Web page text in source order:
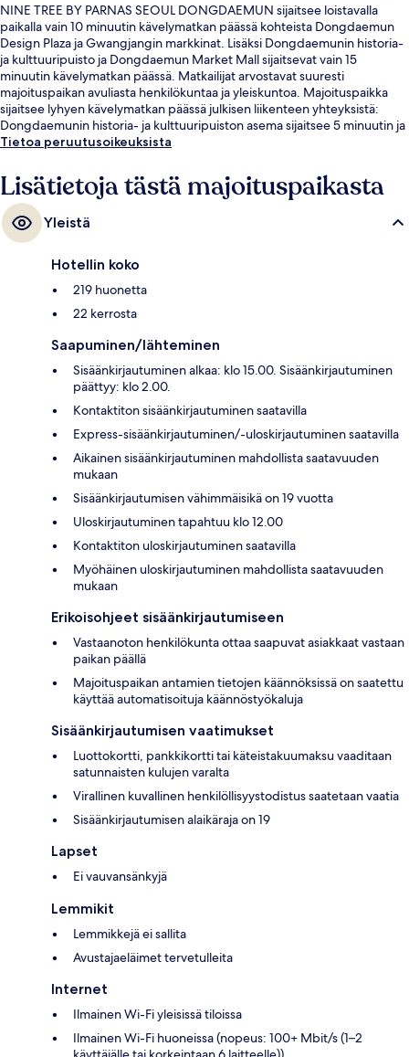
NINE TREE BY PARNAS SEOUL DONGDAEMUN sijaitsee loistavalla
paikalla vain 10 minuutin kävelymatkan päässä kohteista Dongdaemun
Design Plaza ja Gwangjangin markkinat. Lisäksi Dongdaemunin historia-
ja kulttuuripuisto ja Dongdaemun Market Mall sijaitsevat vain 15
minuutin kävelymatkan päässä. Matkailijat arvostavat suuresti
majoituspaikan avuliasta henkilökuntaa ja yleiskuntoa. Majoituspaikka
sijaitsee lyhyen kävelymatkan päässä julkisen liikenteen yhteyksistä:
Dongdaemunin historia- ja kulttuuripuiston asema sijaitsee 5 minuutin ja
Euljiro 4-gan asema 5 minuutin kävelymatkan päässä.
Tietoa peruutusoikeuksista
Lisätietoja tästä majoituspaikasta
Yleistä
Hotellin koko
219 huonetta
22 kerrosta
Saapuminen/lähteminen
Sisäänkirjautuminen alkaa: klo 15.00. Sisäänkirjautuminen
päättyy: klo 2.00.
Kontaktiton sisäänkirjautuminen saatavilla
Express-sisäänkirjautuminen/-uloskirjautuminen saatavilla
Aikainen sisäänkirjautuminen mahdollista saatavuuden
mukaan
Sisäänkirjautumisen vähimmäisikä on 19 vuotta
Uloskirjautuminen tapahtuu klo 12.00
Kontaktiton uloskirjautuminen saatavilla
Myöhäinen uloskirjautuminen mahdollista saatavuuden
mukaan
Erikoisohjeet sisäänkirjautumiseen
Vastaanoton henkilökunta ottaa saapuvat asiakkaat vastaan
paikan päällä
Majoituspaikan antamien tietojen käännöksissä on saatettu
käyttää automatisoituja käännöstyökaluja
Sisäänkirjautumisen vaatimukset
Luottokortti, pankkikortti tai käteistakuumaksu vaaditaan
satunnaisten kulujen varalta
Virallinen kuvallinen henkilöllisyystodistus saatetaan vaatia
Sisäänkirjautumisen alaikäraja on 19
Lapset
Ei vauvansänkyjä
Lemmikit
Lemmikkejä ei sallita
Avustajaeläimet tervetulleita
Internet
Ilmainen Wi-Fi yleisissä tiloissa
Ilmainen Wi-Fi huoneissa (nopeus: 100+ Mbit/s (1–2